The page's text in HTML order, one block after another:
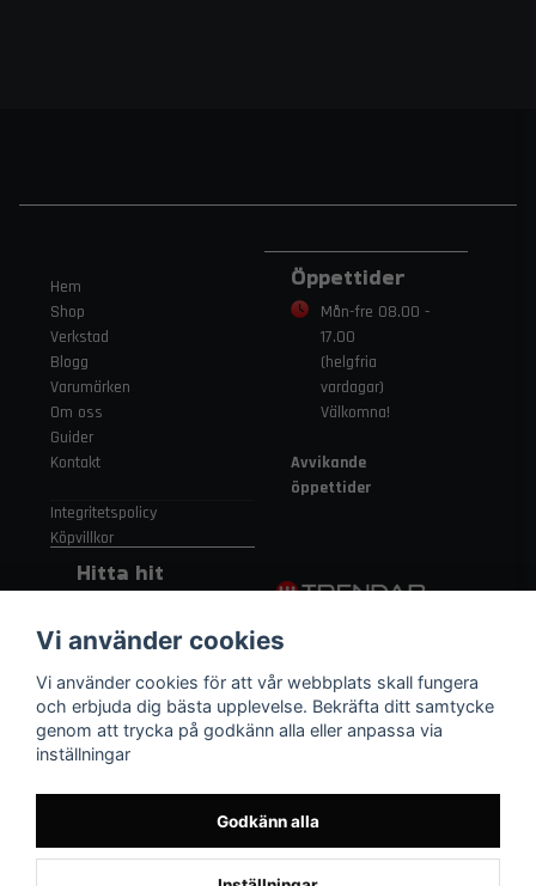
Hem
Shop
Verkstad
Blogg
Varumärken
Om oss
Guider
Kontakt
Integritetspolicy
Köpvillkor
Öppettider
Mån-fre 08.00 -
17.00
(helgfria
vardagar)
Välkomna!
Avvikande
öppettider
Hitta hit
Strängnäsvägen
315 155 91
Nykvarn Sverige
08 552 450 06
@trendab.com
Vi använder cookies
Vi använder cookies för att vår webbplats skall fungera
och erbjuda dig bästa upplevelse. Bekräfta ditt samtycke
genom att trycka på godkänn alla eller anpassa via
inställningar
Godkänn alla